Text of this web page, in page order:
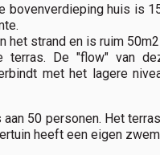
bovenverdieping huis is
strand en is ruim
De "flow" van
met het lagere
50 personen. Het
heeft een eigen